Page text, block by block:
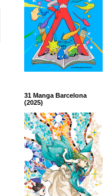
31 Manga Barcelona
(2025)